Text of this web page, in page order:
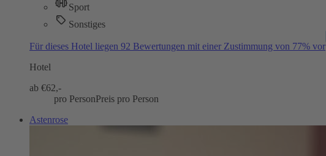
Sport
Sonstiges
Für dieses Hotel liegen 92 Bewertungen mit einer Zustimmung von 77% vor
Hotel
ab €62,-
pro PersonPreis pro Person
Astenrose